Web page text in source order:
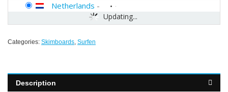
Updating...
Netherlands -
Categories: Skimboards, Surfen
Description